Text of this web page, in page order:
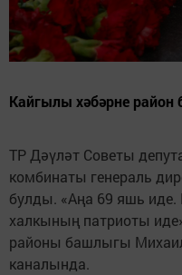
Кайгылы хәбәрне
ТР Дәүләт Советы
комбинаты генераль
булды. «Аңа 69 яшь
халкының патриоты
районы башлыгы
каналында.